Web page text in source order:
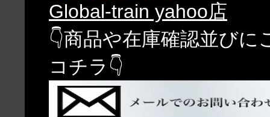
Global-train yahoo店
👇商品や在庫確認並び
コチラ👇